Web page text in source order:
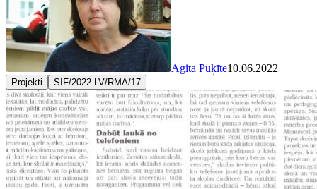
Agita Puķīte10.06.2022
Projekti SIF/2022.LV/RMA/17